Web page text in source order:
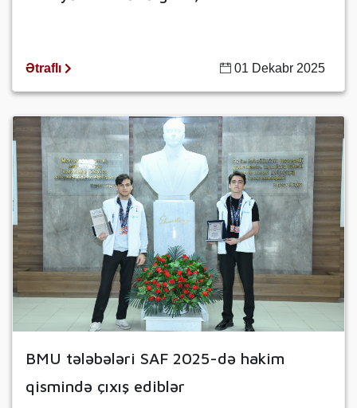
Ətraflı 01 Dekabr 2025
BMU tələbələri SAF 2025-də hakim
qismində çıxış ediblər